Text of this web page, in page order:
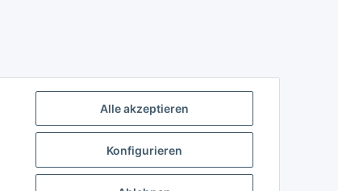
Alle akzeptieren
Konfigurieren